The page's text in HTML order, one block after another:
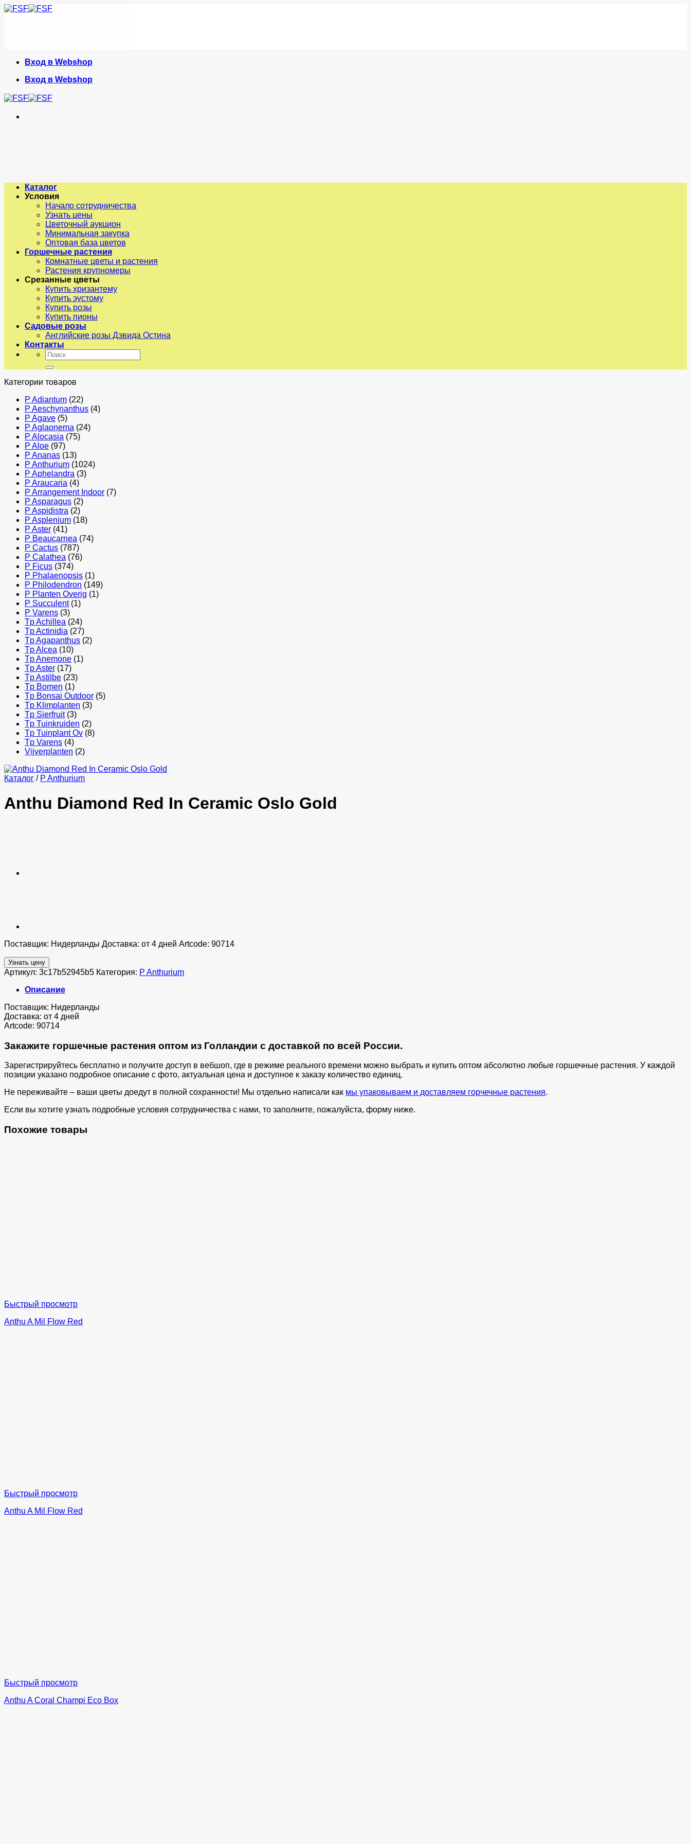
Skip
Вход в Webshop
Вход в Webshop
Каталог
Условия
Начало сотрудничества
Узнать цены
Цветочный аукцион
Минимальная закупка
Оптовая база цветов
Горшечные растения
Комнатные цветы и растения
Растения крупномеры
Срезанные цветы
Купить хризантему
Купить эустому
Купить розы
Купить пионы
Садовые розы
Английские розы Дэвида Остина
Контакты
Искать:
Категории товаров
P Adiantum (22)
P Aeschynanthus (4)
P Agave (5)
P Aglaonema (24)
P Alocasia (75)
P Aloe (97)
P Ananas (13)
P Anthurium (1024)
P Aphelandra (3)
P Araucaria (4)
P Arrangement Indoor (7)
P Asparagus (2)
P Aspidistra (2)
P Asplenium (18)
P Aster (41)
P Beaucarnea (74)
P Cactus (787)
P Calathea (76)
P Ficus (374)
P Phalaenopsis (1)
P Philodendron (149)
P Planten Overig (1)
P Succulent (1)
P Varens (3)
Tp Achillea (24)
Tp Actinidia (27)
Tp Agapanthus (2)
Tp Alcea (10)
Tp Anemone (1)
Tp Aster (17)
Tp Astilbe (23)
Tp Bomen (1)
Tp Bonsai Outdoor (5)
Tp Klimplanten (3)
Tp Sierfruit (3)
Tp Tuinkruiden (2)
Tp Tuinplant Ov (8)
Tp Varens (4)
Vijverplanten (2)
Каталог / P Anthurium
Anthu Diamond Red In Ceramic Oslo Gold
Поставщик: Нидерланды Доставка: от 4 дней Artcode: 90714
Узнать цену
Артикул: 3c17b52945b5 Категория: P Anthurium
Описание
Поставщик: Нидерланды
Доставка: от 4 дней
Artcode: 90714
Закажите горшечные растения оптом из Голландии с доставкой по всей России.
Зарегистрируйтесь бесплатно и получите доступ в вебшоп, где в режиме реального времени можно выбрать и купить оптом абсолютно любые горшечные растения. У каждой
позиции указано подробное описание с фото, актуальная цена и доступное к заказу количество единиц.
Не переживайте – ваши цветы доедут в полной сохранности! Мы отдельно написали как мы упаковываем и доставляем горчечные растения.
Если вы хотите узнать подробные условия сотрудничества с нами, то заполните, пожалуйста, форму ниже.
Похожие товары
Быстрый просмотр
Anthu A Mil Flow Red
Быстрый просмотр
Anthu A Mil Flow Red
Быстрый просмотр
Anthu A Coral Champi Eco Box